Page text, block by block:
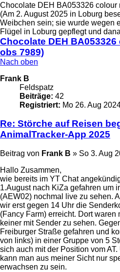
Chocolate DEH BA053326 colour
(Am 2. August 2025 in Loburg
Weibchen sein; sie wurde wegen
Flügel in Loburg gepflegt und
Chocolate DEH
obs 7989)
Nach oben
Frank B
Feldspatz
Beiträge: 42
Registriert: Mo 26. Aug
Re: Störche auf Reisen
AnimalTracker-App 2025
Beitrag von Frank B » So 3. Aug
Hallo Zusammen,
wie bereits im YT Chat
1.August nach KiZa gefahren um
(AEW02) nochmal live zu sehen.
wir erst gegen 14 Uhr die
(Fancy Farm) erreicht. Dort waren
keiner mit Sender zu sehen.
Freiburger Straße gefahren und
von links) in einer Gruppe von 5
sich auch mit der Position vom
kann man aus meiner Sicht nur
erwachsen zu sein.